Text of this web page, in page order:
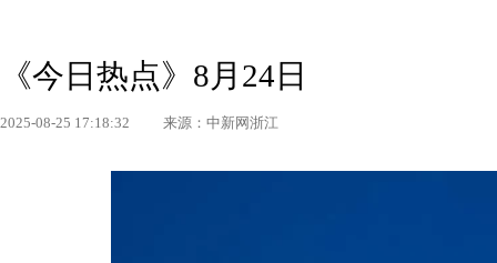
《今日热点》8月24日
2025-08-25 17:18:32 来源：中新网浙江